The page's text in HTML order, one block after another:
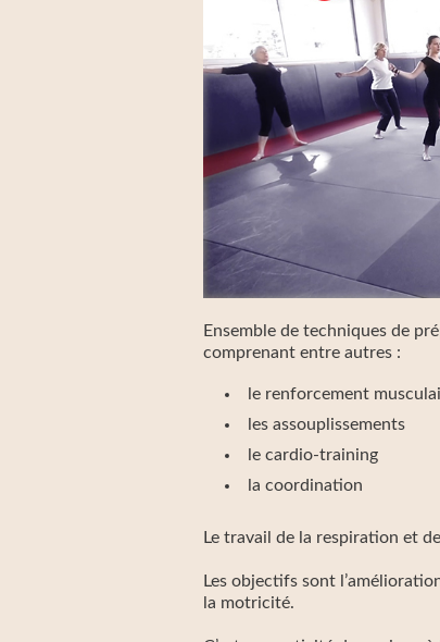
Ensemble de techniques de
comprenant entre autres :
le renforcement
les assouplissements
le cardio-training
la coordination
Le travail de la respiration et
Les objectifs sont
la motricité.